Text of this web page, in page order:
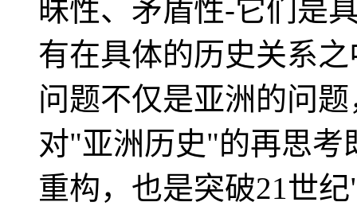
昧性、矛盾性-它们是
有在具体的历史关系
问题不仅是亚洲的问
对"亚洲历史"的再思考
重构，也是突破21世